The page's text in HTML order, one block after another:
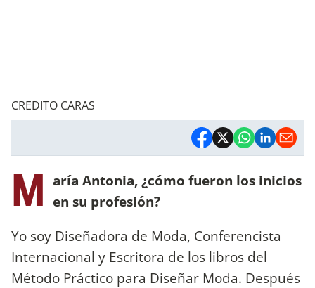
CREDITO CARAS
M aría Antonia, ¿cómo fueron los inicios
en su profesión?
Yo soy Diseñadora de Moda, Conferencista
Internacional y Escritora de los libros del
Método Práctico para Diseñar Moda. Después